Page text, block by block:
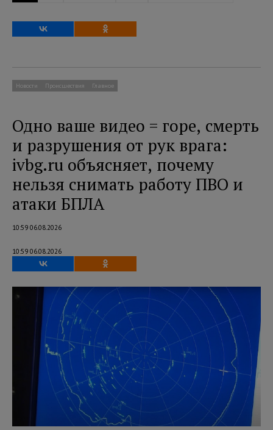
Новости Происшествия Главное
Одно ваше видео = горе, смерть
и разрушения от рук врага:
ivbg.ru объясняет, почему
нельзя снимать работу ПВО и
атаки БПЛА
10:59 06.08.2026
10:59 06.08.2026